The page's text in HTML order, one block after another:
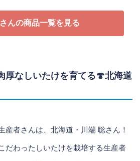
んの商品一覧を見る
厚なしいたけを育てる🍄北海道
産者さんは、北海道・川端 聡さん！
だわったしいたけを栽培する生産者